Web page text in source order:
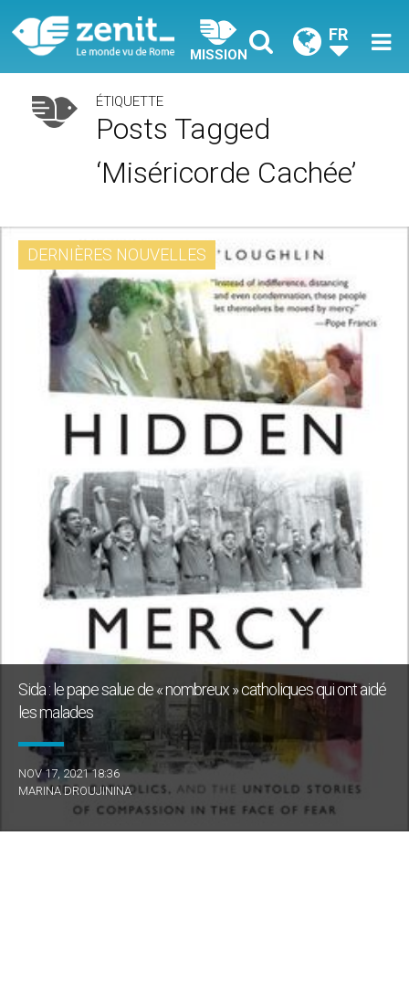
MISSION
FR
ÉTIQUETTE
Posts Tagged
‘miséricorde Cachée’
DERNIÈRES NOUVELLES
Sida : le pape salue de « nombreux » catholiques qui ont aidé
les malades
NOV 17, 2021 18:36
MARINA DROUJININA